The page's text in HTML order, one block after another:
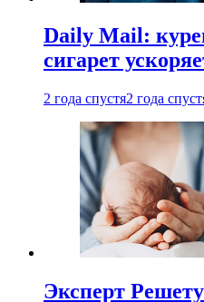
Daily Mail:
сигарет
2 года спустя2 года
Эксперт